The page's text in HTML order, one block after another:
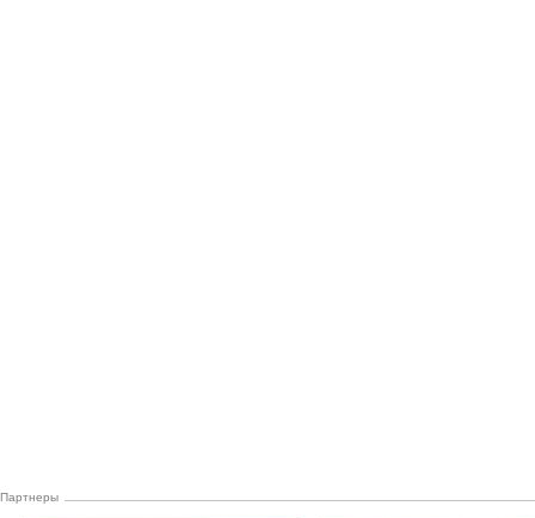
Партнеры